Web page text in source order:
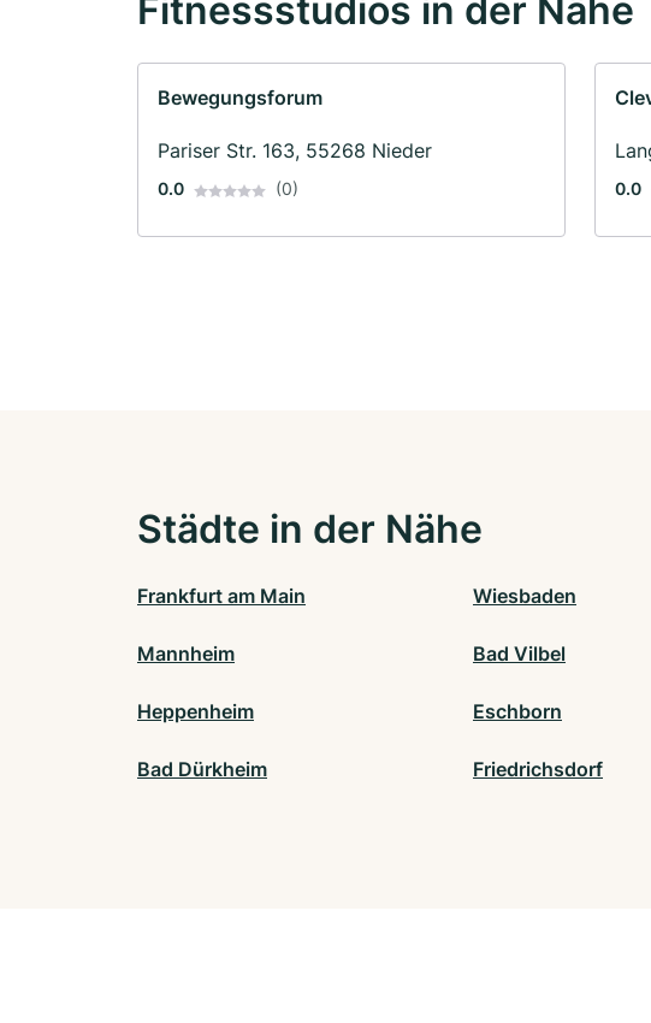
Fitnessstudios in der Nähe
Bewegungsforum
Pariser Str. 163, 55268 Nieder
0.0 (0) 0.0
Städte in der Nähe
Frankfurt am Main Wiesbaden
Mannheim Bad Vilbel
Heppenheim Eschborn
Bad Dürkheim Friedrichsdorf